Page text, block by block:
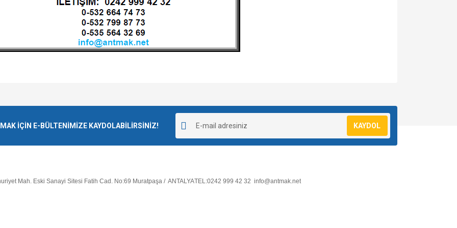
İÇİN E-BÜLTENİMİZE KAYDOLABİLİRSİNİZ! KAYDOL
Mah. Eski Sanayi Sitesi Fatih Cad. No:69 Muratpaşa / ANTALYATEL:0242 999 42 32 info@antmak.net